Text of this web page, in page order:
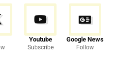
Youtube
Subscribe
Google News
Follow